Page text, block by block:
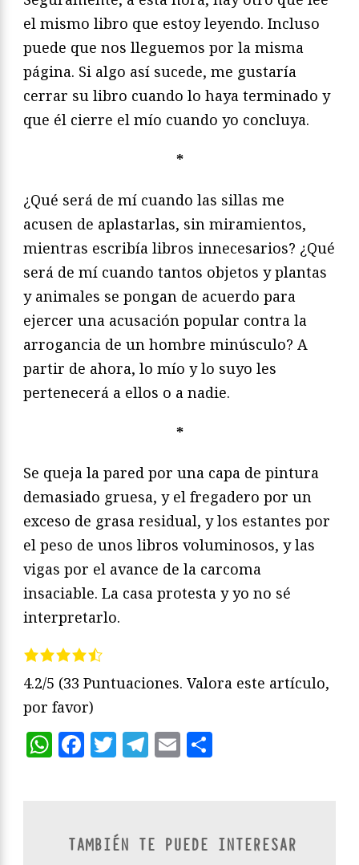
el mismo libro que estoy leyendo. Incluso
puede que nos lleguemos por la misma
página. Si algo así sucede, me gustaría
cerrar su libro cuando lo haya terminado y
que él cierre el mío cuando yo concluya.
*
¿Qué será de mí cuando las sillas me
acusen de aplastarlas, sin miramientos,
mientras escribía libros innecesarios? ¿Qué
será de mí cuando tantos objetos y plantas
y animales se pongan de acuerdo para
ejercer una acusación popular contra la
arrogancia de un hombre minúsculo? A
partir de ahora, lo mío y lo suyo les
pertenecerá a ellos o a nadie.
*
Se queja la pared por una capa de pintura
demasiado gruesa, y el fregadero por un
exceso de grasa residual, y los estantes por
el peso de unos libros voluminosos, y las
vigas por el avance de la carcoma
insaciable. La casa protesta y yo no sé
interpretarlo.
4.2/5 (33 Puntuaciones. Valora este artículo,
por favor)
WhatsApp
Facebook
Twitter
Telegram
Email
TAMBIÉN TE PUEDE INTERESAR